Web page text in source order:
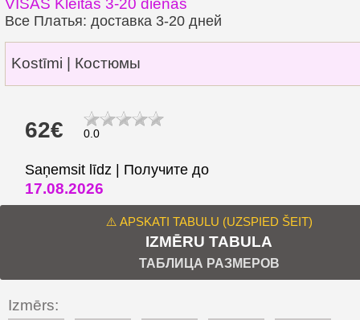
VISAS Kleitas 3-20 dienās
Все Платья: доставка 3-20 дней
Kostīmi | Костюмы
62€ 0.0
Saņemsit līdz | Получите до
17.08.2026
⚠️ APSKATI TABULU (UZSPIED ŠEIT)
IZMĒRU TABULA
ТАБЛИЦА РАЗМЕРОВ
Izmērs: